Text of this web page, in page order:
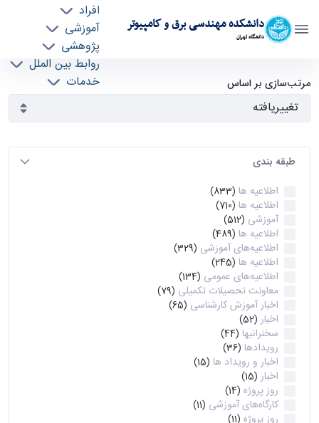
دانشکده مهندسی برق و کامپیوتر
دانشگاه تهران
افراد
آموزشی
پژوهشی
روابط بین الملل
خدمات
آرشیو اطلاعیه ها - ece- دانشکده مهندسی برق و
کامپیوتر
مرتب‌سازی بر اساس
طبقه بندی
اطلاعیه ها (833)
اطلاعیه ها (710)
آموزشی (512)
اطلاعیه ها (489)
اطلاعیه‌های‌ آموزشی (329)
اطلاعیه ها (245)
اطلاعیه‌های عمومی (134)
معاونت تحصیلات تکمیلی (79)
اخبار آموزش کارشناسی (65)
اخبار (52)
سخنرانیها (44)
رویدادها (36)
اخبار و رویداد ها (15)
اخبار (15)
روز پروژه (14)
کارگاه‌های آموزشی (11)
روز پروژه (11)